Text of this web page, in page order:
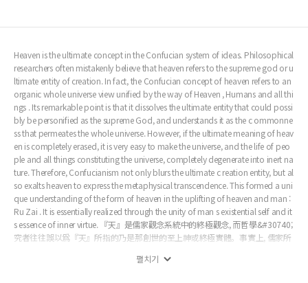
Heaven is the ultimate concept in the Confucian system of ideas. Philosophical
researchers often mistakenly believe that heaven refers to the supreme god or u
ltimate entity of creation. In fact, the Confucian concept of heaven refers to an
organic whole universe view unified by the way of Heaven , Humans and all thi
ngs . Its remarkable point is that it dissolves the ultimate entity that could possi
bly be personified as the supreme God, and understands it as the c ommonne
ss that permeates the whole universe. However, if the ultimate meaning of heav
en is completely erased, it is very easy to make the universe, and the life of peo
ple and all things constituting the universe, completely degenerate into inert na
ture. Therefore, Confucianism not only blurs the ultimate c reation entity, but al
so exalts heaven to express the metaphysical transcendence. This formed a uni
que understanding of the form of heaven in the uplifting of heaven and man :
Ru Zai . It is essentially realized through the unity of man s existential self and it
s essence of inner virtue. 『天』是儒家觀念系統中的終極觀念, 而哲學&#30740;
究者往往誤以爲『天』所指的乃是那創世的至上神或終極實體。事實上, 儒家所
觀』, 其顯著之處就在於, &#23427;把那個有可能人格化爲至上神的終極實體給
펼치기